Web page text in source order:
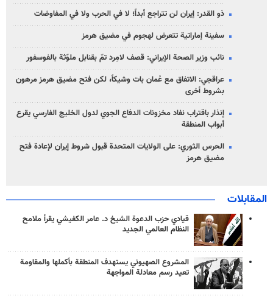
ذو القدر: إيران لن تتراجع أبداً؛ لا في الحرب ولا في المفاوضات
سفينة إماراتية تتعرض لهجوم في مضيق هرمز
نائب وزير الصحة الإيراني: قصف لامِرد تمّ بقنابل ملوّثة بالفوسفور
عراقجي: الاتفاق مع عُمان بات وشيكاً، لكن فتح مضيق هرمز مرهون
بشروط أخرى
إنذار باقتراب نفاد مخزونات الدفاع الجوي لدول الخليج الفارسي يقرع
أبواب المنطقة
الحرس الثوري: على الولايات المتحدة قبول شروط إيران لإعادة فتح
مضيق هرمز
المقابلات
قيادي حزب الدعوة الشيخ د. عامر الكفيشي يقرأ ملامح
النظام العالمي الجديد
المشروع الصهيوني يستهدف المنطقة بأكملها والمقاومة
تعيد رسم معادلة المواجهة